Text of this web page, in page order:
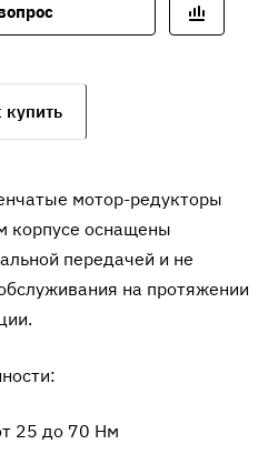
купить
мотор-редукторы
корпусе оснащены
передачей и не
на протяжении
25 до 70 Нм